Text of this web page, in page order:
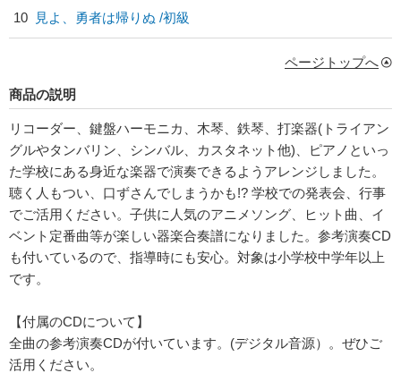
10
見よ、勇者は帰りぬ /初級
ページトップへ
商品の説明
リコーダー、鍵盤ハーモニカ、木琴、鉄琴、打楽器(トライアン
グルやタンバリン、シンバル、カスタネット他)、ピアノといっ
た学校にある身近な楽器で演奏できるようアレンジしました。
聴く人もつい、口ずさんでしまうかも!? 学校での発表会、行事
でご活用ください。子供に人気のアニメソング、ヒット曲、イ
ベント定番曲等が楽しい器楽合奏譜になりました。参考演奏CD
も付いているので、指導時にも安心。対象は小学校中学年以上
です。
【付属のCDについて】
全曲の参考演奏CDが付いています。(デジタル音源）。ぜひご
活用ください。